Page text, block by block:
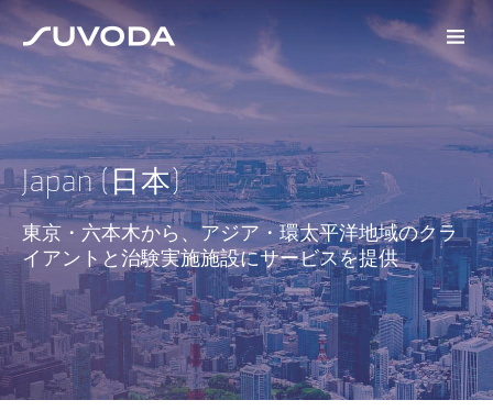
Japan (日本)
東京・六本木から、アジア・環太平洋地域のクラ
イアントと治験実施施設にサービスを提供